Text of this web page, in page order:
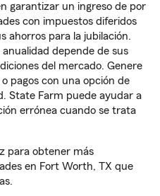
garantizar un ingreso de por
con impuestos diferidos
ahorros para la jubilación.
depende de sus
del mercado. Genere
pagos con una opción de
State Farm puede ayudar a
errónea cuando se trata
para obtener más
en Fort Worth, TX que